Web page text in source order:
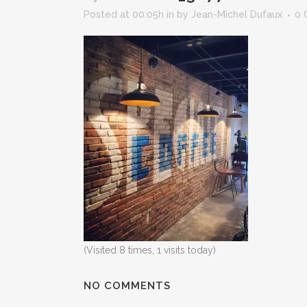
Posted at 00:05h in by Jean-Michel Dufaux 0
(Visited 8 times, 1 visits today)
NO COMMENTS